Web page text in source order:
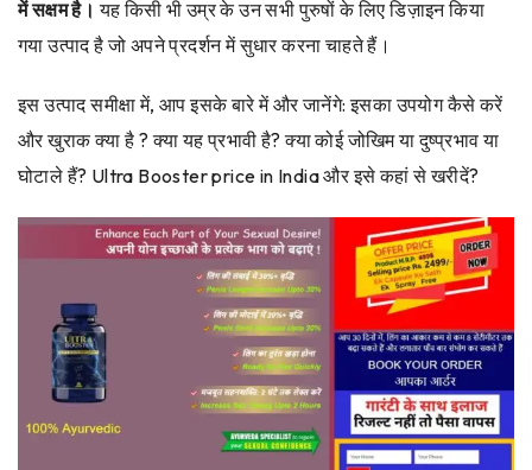
में सक्षम है। यह किसी भी उम्र के उन सभी पुरुषों के लिए डिज़ाइन किया
गया उत्पाद है जो अपने प्रदर्शन में सुधार करना चाहते हैं।
इस उत्पाद समीक्षा में, आप इसके बारे में और जानेंगे: इसका उपयोग कैसे करें
औरखुराक क्या है ? क्या यह प्रभावी है? क्या कोई जोखिम या दुष्प्रभाव या
घोटाले हैं? Ultra Booster price in India और इसे कहां से खरीदें?